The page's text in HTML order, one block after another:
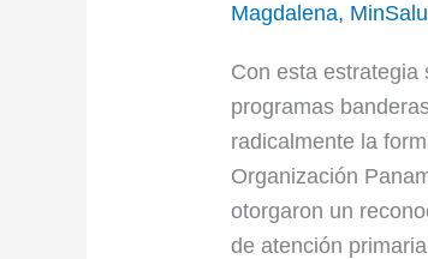
Magdalena,
Con esta estrategia
programas
radicalmente la
Organización
otorgaron un
de atención
el
Ministerio
de
Salud
premia
el